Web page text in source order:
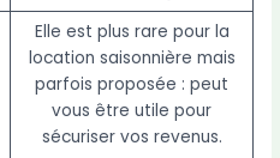
Elle est plus rare pour la
location saisonnière mais
parfois proposée : peut
vous être utile pour
sécuriser vos revenus.